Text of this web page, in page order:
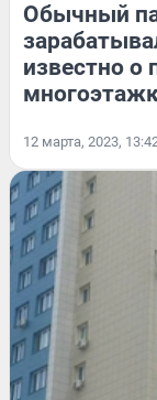
Обычный
известно о
12 марта, 2023,